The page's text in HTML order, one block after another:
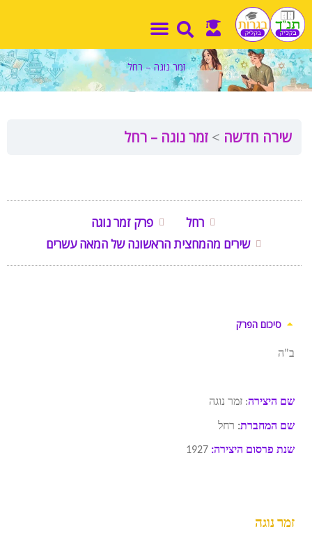
דילוג
לתוכן
זמר נוגה – רחל
שירה חדשה זמר נוגה – רחל
רחל
פרק זמר נוגה
שירים מהמחצית הראשונה של המאה עשרים
סיכום הפרק
ב”ה
שם היצירה: זמר נוגה
שם המחברת: רחל
שנת פרסום היצירה: 1927
זמר נוגה